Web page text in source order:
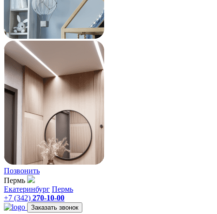
Позвонить
Пермь
Екатеринбург Пермь
+7 (342) 270-10-00
Заказать звонок